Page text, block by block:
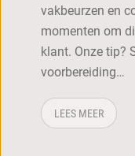
vakbeurzen en
momenten om
klant. Onze tip?
voorbereiding…
LEES MEEROVER: